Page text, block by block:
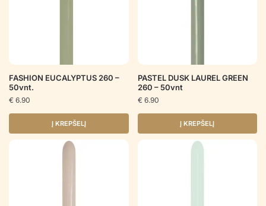
FASHION EUCALYPTUS 260 –
50vnt.
€ 6.90
Į KREPŠELĮ
PASTEL DUSK LAUREL GREEN
260 – 50vnt
€ 6.90
Į KREPŠELĮ